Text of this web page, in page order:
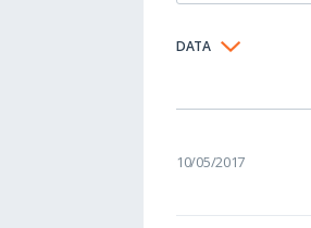
DATA
10/05/2017